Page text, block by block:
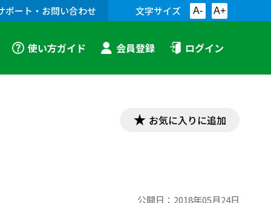
ポート・お問い合わせ 文字サイズ A- A+
使い方ガイド 会員登録 ログイン
お気に入りに追加
公開日： 2018年05月24日